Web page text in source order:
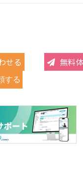
せる 無料
する